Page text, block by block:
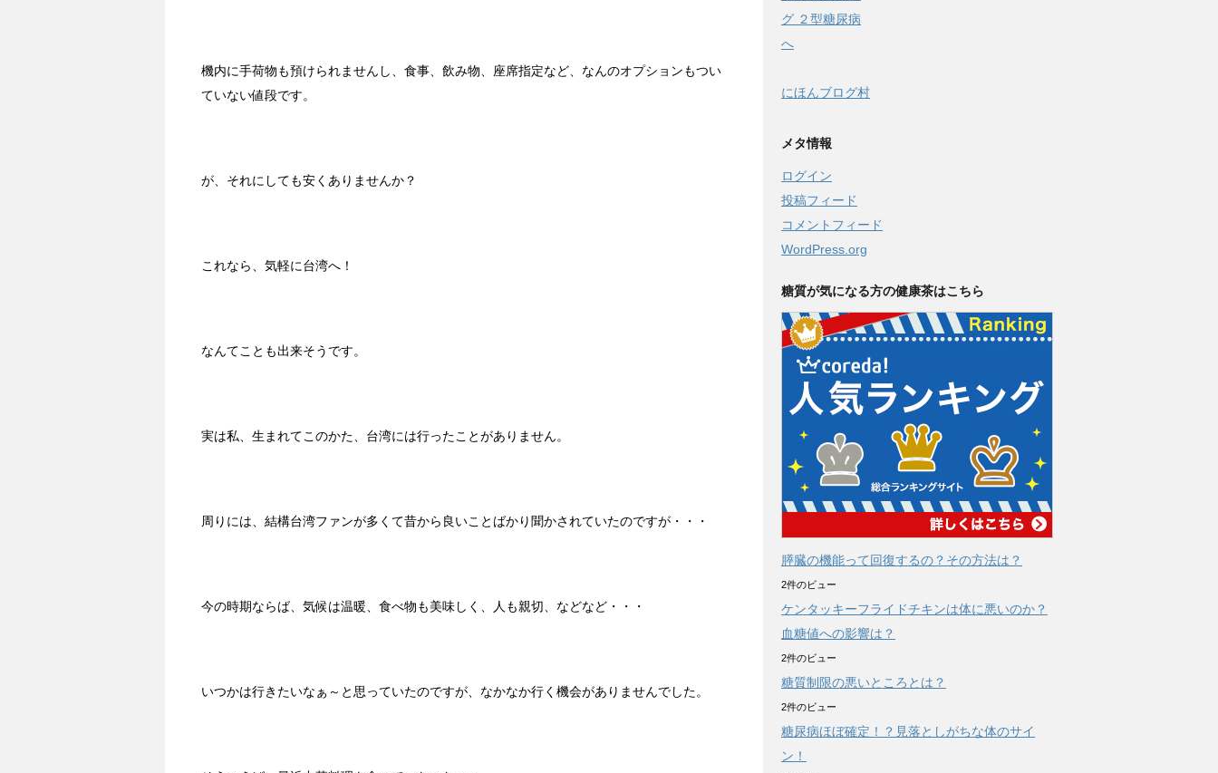
機内に手荷物も預けられませんし、食事、飲み物、座席指定など、なんのオプションもつい
ていない値段です。
が、それにしても安くありませんか？
これなら、気軽に台湾へ！
なんてことも出来そうです。
実は私、生まれてこのかた、台湾には行ったことがありません。
周りには、結構台湾ファンが多くて昔から良いことばかり聞かされていたのですが・・・
今の時期ならば、気候は温暖、食べ物も美味しく、人も親切、などなど・・・
いつかは行きたいなぁ～と思っていたのですが、なかなか行く機会がありませんでした。
にほんブログ村
メタ情報
ログイン
投稿フィード
コメントフィード
WordPress.org
糖質が気になる方の健康茶はこちら
膵臓の機能って回復するの？その方法は？
2件のビュー
ケンタッキーフライドチキンは体に悪いのか？
血糖値への影響は？
2件のビュー
糖質制限の悪いところとは？
2件のビュー
糖尿病ほぼ確定！？見落としがちな体のサイ
ン！